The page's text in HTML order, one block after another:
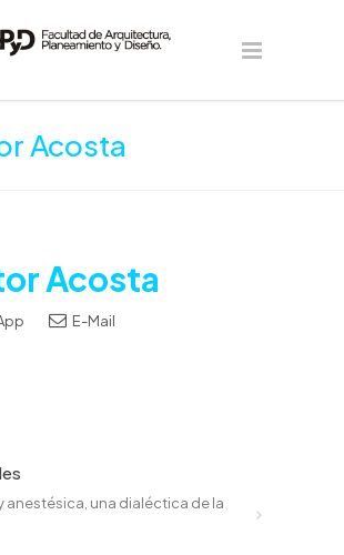
Acosta
Acosta
E-Mail
anestésica, una dialéctica de la